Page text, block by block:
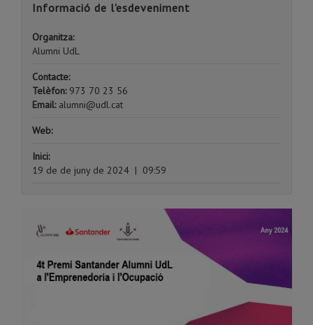
Informació de l'esdeveniment
Organitza:
Alumni UdL
Contacte:
Telèfon:973 70 23 56
Email:alumni@udl.cat
Web:
Inici:
19 de de juny de 2024 | 09:59